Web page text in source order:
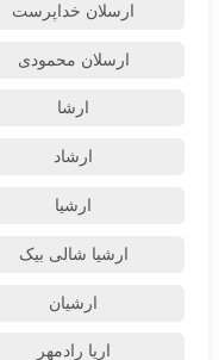
ارسلان خداپرست
ارسلان محمودی
ارشا
ارشاد
ارشیا
ارشیا شالی بیک
ارشیان
اریا رادمهر